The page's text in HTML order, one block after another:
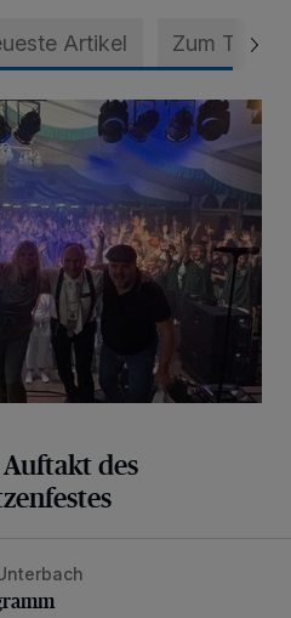
Artikel Zum Thema
Unterbacher
des